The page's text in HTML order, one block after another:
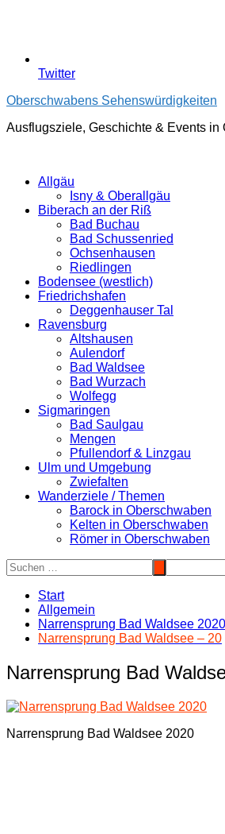
Twitter
Oberschwabens Sehenswürdigkeiten
Ausflugsziele, Geschichte & Events in
Allgäu
Isny & Oberallgäu
Biberach an der Riß
Bad Buchau
Bad Schussenried
Ochsenhausen
Riedlingen
Bodensee (westlich)
Friedrichshafen
Deggenhauser Tal
Ravensburg
Altshausen
Aulendorf
Bad Waldsee
Bad Wurzach
Wolfegg
Sigmaringen
Bad Saulgau
Mengen
Pfullendorf & Linzgau
Ulm und Umgebung
Zwiefalten
Wanderziele / Themen
Barock in Oberschwaben
Kelten in Oberschwaben
Römer in Oberschwaben
Start
Allgemein
Narrensprung Bad Waldsee
Narrensprung Bad Waldsee – 20
Narrensprung Bad
Narrensprung Bad Waldsee 2020